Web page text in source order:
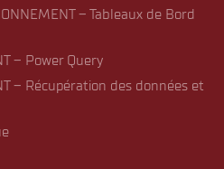
– Tableaux de Bord
– Power Query
– Récupération des données et